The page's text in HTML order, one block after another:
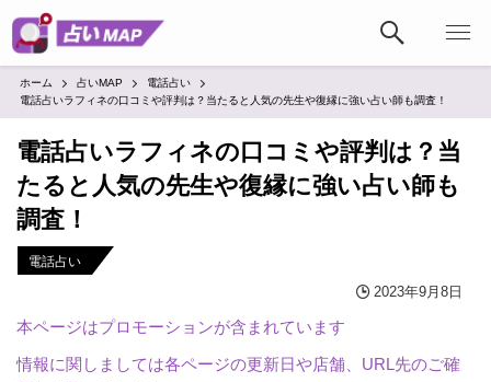
ホーム 占いMAP
電話占い
電話占いラフィネの口コミや評判は？当たると人気の先生や復縁に強い占い師も調査！
電話占いラフィネの口コミや評判は？当
たると人気の先生や復縁に強い占い師も
調査！
電話占い
2023年9月8日
本ページはプロモーションが含まれています
情報に関しましては各ページの更新日や店舗、URL先のご確